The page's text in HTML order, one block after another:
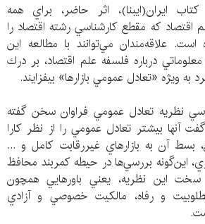
ايران(ايبنا)، اثر حاضر، براي همه
اقتصاد كه مقطع كارشناسي رشته اقتصاد را
است. علاقه‌مندان مي‌توانند با مطالعه اين
درباره فلسفه علم اقتصاد، بر درك
به ويژه «تعادل عمومي بازارها» بيفزايند.
نظريه تعادل عمومي فراوان سخن گفته
آنها بيشتر تعادل عمومي را از نظر كارا
بسط آن به بازارهاي غيررقابت كامل و ...
اين‌گونه بررسي‌ها در حيطه كمربند محافظ
اين نظريه، يعني باورهايي همچون
و رفاه، مالكيت خصوصي و آزادي